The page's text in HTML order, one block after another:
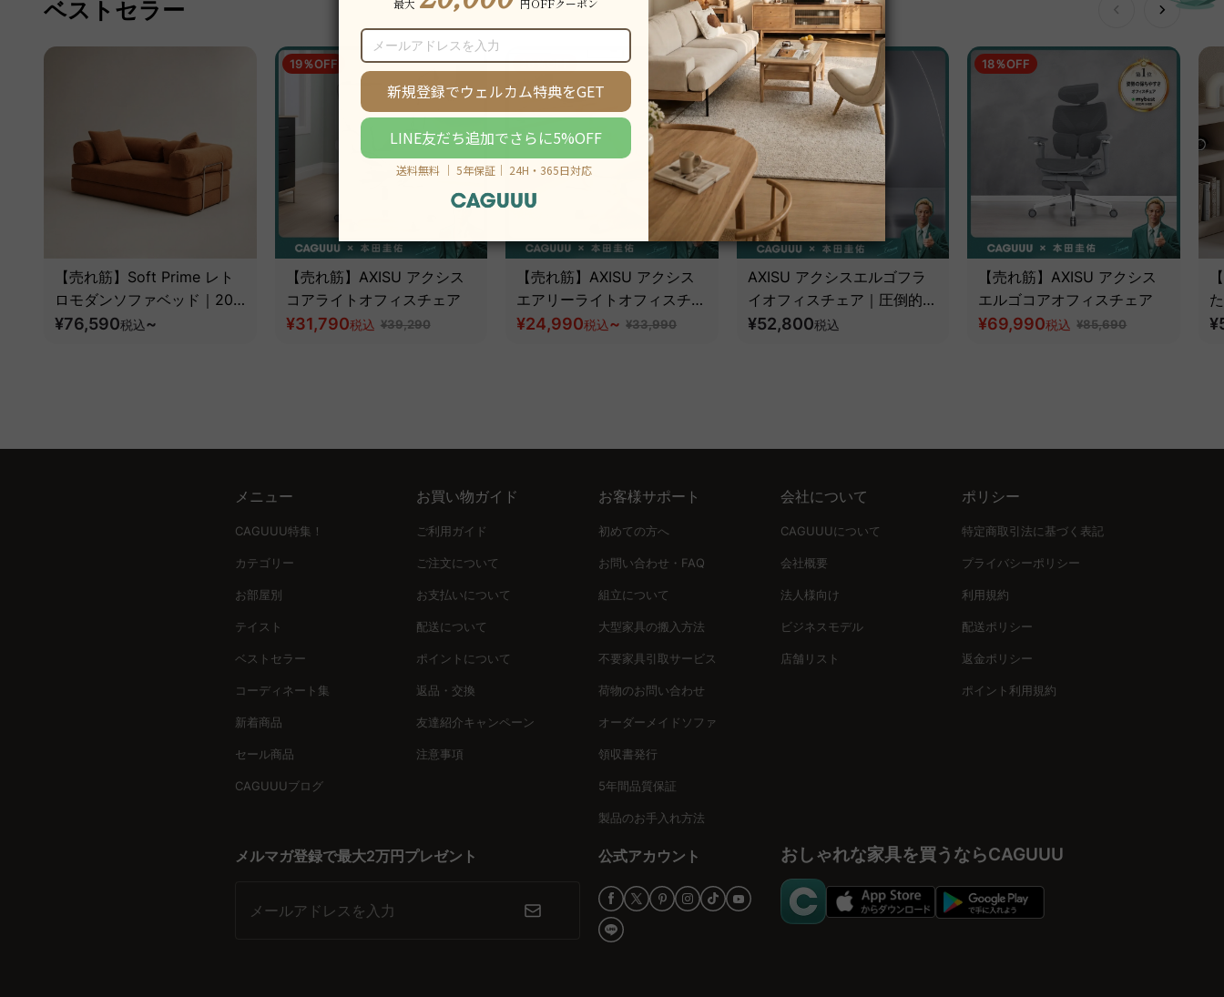
ベストセラー
【売れ筋】Soft Prime レト
ロモダンソファベッド｜20
色以上から選べるコーデュロ
¥76,590税込~
19％OFF
【売れ筋】AXISU アクシス
コアライトオフィスチェア
¥31,790税込 ¥39,290
26％OFF
【売れ筋】AXISU アクシス
エアリーライトオフィスチェ
ア
¥24,990税込~ ¥33,990
AXISU アクシスエルゴフラ
イオフィスチェア｜圧倒的な
追従機能とフルサポート構造
¥52,800税込
18％OFF
【売れ筋】AXISU アクシス
エルゴコアオフィスチェア
¥69,990税込 ¥85,690
メニュー
CAGUUU特集！
カテゴリー
お部屋別
テイスト
ベストセラー
コーディネート集
新着商品
セール商品
CAGUUUブログ
お買い物ガイド
ご利用ガイド
ご注文について
お支払いについて
配送について
ポイントについて
返品・交換
友達紹介キャンペーン
注意事項
お客様サポート
初めての方へ
お問い合わせ・FAQ
組立について
大型家具の搬入方法
不要家具引取サービス
荷物のお問い合わせ
オーダーメイドソファ
領収書発行
5年間品質保証
製品のお手入れ方法
会社について
CAGUUUについて
会社概要
法人様向け
ビジネスモデル
店舗リスト
ポリシー
特定商取引法に基づく表記
プライバシーポリシー
利用規約
配送ポリシー
返金ポリシー
ポイント利用規約
メルマガ登録で最大2万円プレゼント
メールアドレスを入力
公式アカウント おしゃれな家具を買うならCAGUUU